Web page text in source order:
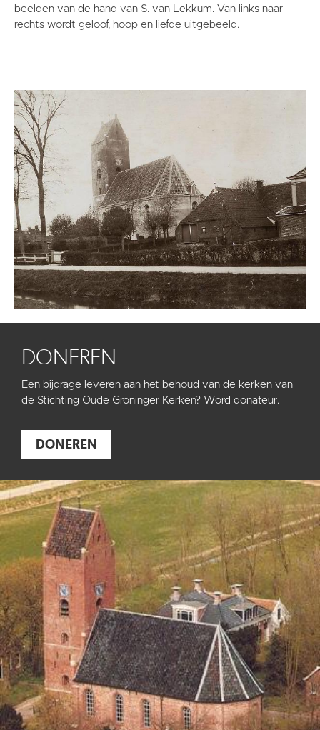
beelden van de hand van S. van Lekkum. Van links naar
rechts wordt geloof, hoop en liefde uitgebeeld.
DONEREN
Een bijdrage leveren aan het behoud van de kerken van
de Stichting Oude Groninger Kerken? Word donateur.
DONEREN